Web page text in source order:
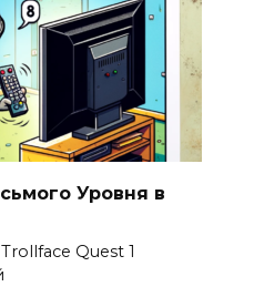
Уровня в
Quest 1